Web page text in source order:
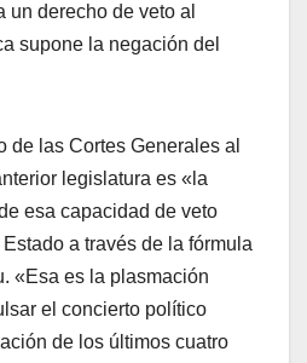
un derecho de veto al
supone la negación del
de las Cortes Generales al
legislatura es «la
esa capacidad de veto
a través de la fórmula
«Esa es la plasmación
el concierto polí­tico
de los últimos cuatro